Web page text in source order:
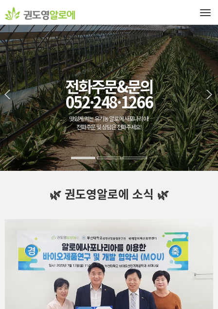
전화주문&문의
052·248·1266
맛있게 먹는 유기농 알로에 사포나리아!
전화주문 및 상담은 전화주세요!
🌿 권도영알로에 소식 🌿